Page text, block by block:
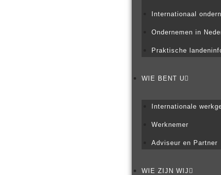
Internationaal
Ondernemen in
Praktische
WIE BENT U
Internationale
Werknemer
Adviseur en Partner
WIE ZIJN WIJ